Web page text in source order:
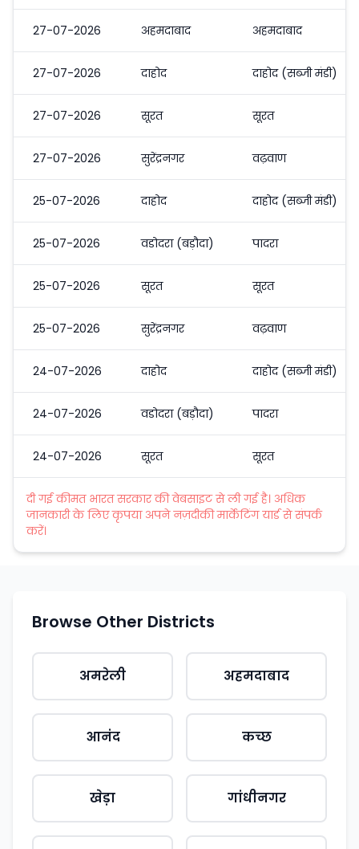
27-07-2026 अहमदाबाद अहमदाबाद
27-07-2026 दाहोद दाहोद (सब्जी मंडी)
27-07-2026 सूरत सूरत
27-07-2026 सुरेंद्रनगर वढ़वाण
25-07-2026 दाहोद दाहोद (सब्जी मंडी)
25-07-2026 वडोदरा (बड़ौदा) पादरा
25-07-2026 सूरत सूरत
25-07-2026 सुरेंद्रनगर वढ़वाण
24-07-2026 दाहोद दाहोद (सब्जी मंडी)
24-07-2026 वडोदरा (बड़ौदा) पादरा
24-07-2026 सूरत सूरत
दी गई कीमत भारत सरकार की वेबसाइट से ली गई है। अधिक
जानकारी के लिए कृपया अपने नज़दीकी मार्केटिंग यार्ड से संपर्क
करें।
Browse Other Districts
अमरेली अहमदाबाद
आनंद कच्छ
खेड़ा गांधीनगर